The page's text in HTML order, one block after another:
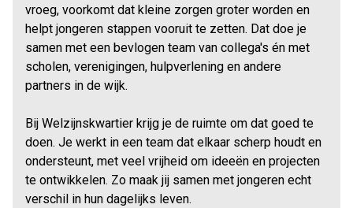
vroeg, voorkomt dat kleine zorgen groter worden en
helpt jongeren stappen vooruit te zetten. Dat doe je
samen met een bevlogen team van collega's én met
scholen, verenigingen, hulpverlening en andere
partners in de wijk.
Bij Welzijnskwartier krijg je de ruimte om dat goed te
doen. Je werkt in een team dat elkaar scherp houdt en
ondersteunt, met veel vrijheid om ideeën en projecten
te ontwikkelen. Zo maak jij samen met jongeren echt
verschil in hun dagelijks leven.